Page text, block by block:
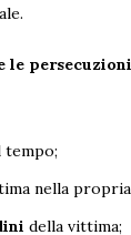
le persecuzioni
nella
della vittima;